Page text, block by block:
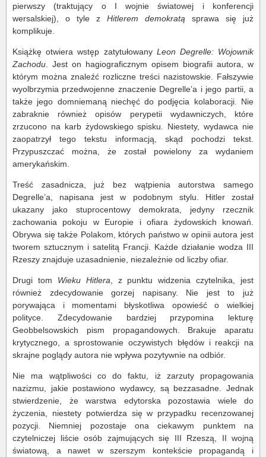
pierwszy (traktujący o I wojnie światowej i konferencji
wersalskiej), o tyle z Hitlerem demokratą sprawa się już
komplikuje.
Książkę otwiera wstęp zatytułowany Leon Degrelle: Wojownik
Zachodu . Jest on hagiograficznym opisem biografii autora, w
którym można znaleźć rozliczne treści nazistowskie. Fałszywie
wyolbrzymia przedwojenne znaczenie Degrelle’a i jego partii, a
także jego domniemaną niechęć do podjęcia kolaboracji. Nie
zabraknie również opisów perypetii wydawniczych, które
zrzucono na karb żydowskiego spisku. Niestety, wydawca nie
zaopatrzył tego tekstu informacją, skąd pochodzi tekst.
Przypuszczać można, że został powielony za wydaniem
amerykańskim.
Treść zasadnicza, już bez wątpienia autorstwa samego
Degrelle’a, napisana jest w podobnym stylu. Hitler został
ukazany jako stuprocentowy demokrata, jedyny rzecznik
zachowania pokoju w Europie i ofiara żydowskich knowań.
Obrywa się także Polakom, których państwo w opinii autora jest
tworem sztucznym i satelitą Francji. Każde działanie wodza III
Rzeszy znajduje uzasadnienie, niezależnie od liczby ofiar.
Drugi tom Wieku Hitlera , z punktu widzenia czytelnika, jest
również zdecydowanie gorzej napisany. Nie jest to już
porywająca i momentami błyskotliwa opowieść o wielkiej
polityce. Zdecydowanie bardziej przypomina lekturę
Geobbelsowskich pism propagandowych. Brakuje aparatu
krytycznego, a sprostowanie oczywistych błędów i reakcji na
skrajne poglądy autora nie wpływa pozytywnie na odbiór.
Nie ma wątpliwości co do faktu, iż zarzuty propagowania
nazizmu, jakie postawiono wydawcy, są bezzasadne. Jednak
stwierdzenie, że warstwa edytorska pozostawia wiele do
życzenia, niestety potwierdza się w przypadku recenzowanej
pozycji. Niemniej pozostaje ona ciekawym punktem na
czytelniczej liście osób zajmujących się III Rzeszą, II wojną
światową, a nawet w szerszym kontekście propagandą i